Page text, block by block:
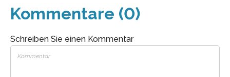
Kommentare (0)
Schreiben Sie einen Kommentar